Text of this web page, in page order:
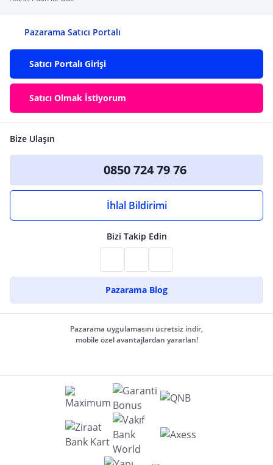
Pazarama Satıcı Portalı
Satıcı Portalı Girişi
Satıcı Olmak İstiyorum
Bize Ulaşın
0850 724 79 76
İhlal Bildirimi
Bizi Takip Edin
Pazarama Blog
Pazarama uygulamasını ücretsiz indir,
mobile özel avantajlardan yararlan!